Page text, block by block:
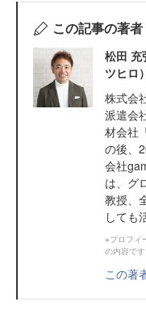
この記事の著者
松田 充
ツヒロ）
株式会
派遣会
材会社
の後、
会社
は、グ
教授、
しても
※プロフィ
の内容です
この著